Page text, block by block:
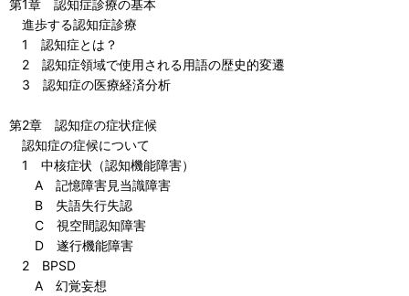
第1章 認知症診療の基本
進歩する認知症診療
1 認知症とは？
2 認知症領域で使用される用語の歴史的変遷
3 認知症の医療経済分析
第2章 認知症の症状症候
認知症の症候について
1 中核症状（認知機能障害）
A 記憶障害見当識障害
B 失語失行失認
C 視空間認知障害
D 遂行機能障害
2 BPSD
A 幻覚妄想